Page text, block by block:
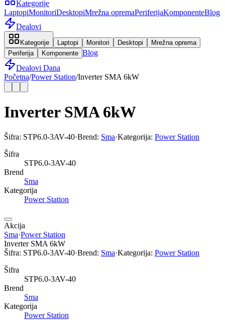
Kategorije
LaptopiMonitoriDesktopiMrežna opremaPeriferijaKomponenteBlog
Dealovi
Kategorije Laptopi Monitori Desktopi
Mrežna oprema
Periferija
Komponente Blog
Dealovi Dana
Početna/Power Station/Inverter SMA 6kW
Inverter SMA 6kW
Šifra: STP6.0-3AV-40·Brend: Sma·Kategorija: Power Station
Šifra
STP6.0-3AV-40
Brend
Sma
Kategorija
Power Station
Akcija
Sma·Power Station
Inverter SMA 6kW
Šifra: STP6.0-3AV-40·Brend: Sma·Kategorija: Power Station
Šifra
STP6.0-3AV-40
Brend
Sma
Kategorija
Power Station